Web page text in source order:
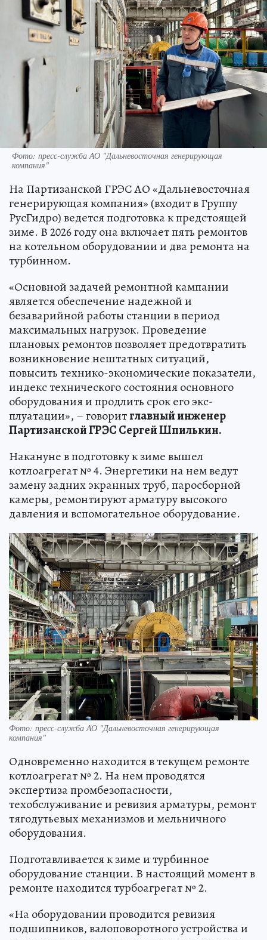
Фото: пресс-служба АО "Дальневосточная генерирующая
компания"
На Партизанской ГРЭС АО «Дальневосточная
генерирующая компания» (входит в Группу
РусГидро) ведется подготовка к предстоящей
зиме. В 2026 году она включает пять ремонтов
на котельном оборудовании и два ремонта на
турбинном.
«Основной задачей ремонтной кампании
является обеспечение надежной и
безаварийной работы станции в период
максимальных нагрузок. Проведение
плановых ремонтов позволяет предотвратить
возникновение нештатных ситуаций,
повысить технико-экономические показатели,
индекс технического состояния основного
оборудования и продлить срок его экс-
плуатации», – говоритглавный инженер
Партизанской ГРЭС Сергей Шпилькин.
Накануне в подготовку к зиме вышел
котлоагрегат № 4. Энергетики на нем ведут
замену задних экранных труб, паросборной
камеры, ремонтируют арматуру высокого
давления и вспомогательное оборудование.
Фото: пресс-служба АО "Дальневосточная генерирующая
компания"
Одновременно находится в текущем ремонте
котлоагрегат № 2. На нем проводятся
экспертиза промбезопасности,
техобслуживание и ревизия арматуры, ремонт
тягодутьевых механизмов и мельничного
оборудования.
Подготавливается к зиме и турбинное
оборудование станции. В настоящий момент в
ремонте находится турбоагрегат № 2.
«На оборудовании проводится ревизия
подшипников, валоповоротного устройства и